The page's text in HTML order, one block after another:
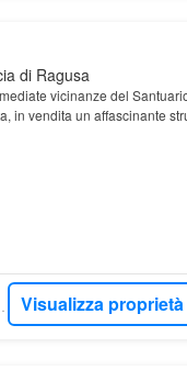
di Ragusa
vicinanze del
in vendita un affascinante
offre spazi…
Visualizza proprietà